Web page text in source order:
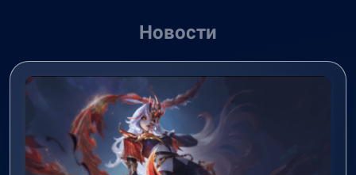
Новости